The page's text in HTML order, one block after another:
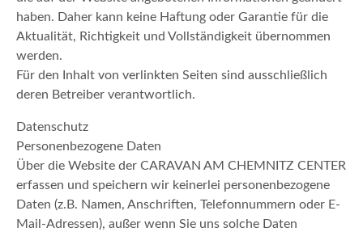
haben. Daher kann keine Haftung oder Garantie für die
Aktualität, Richtigkeit und Vollständigkeit übernommen
werden.
Für den Inhalt von verlinkten Seiten sind ausschließlich
deren Betreiber verantwortlich.
Datenschutz
Personenbezogene Daten
Über die Website der CARAVAN AM CHEMNITZ CENTER
erfassen und speichern wir keinerlei personenbezogene
Daten (z.B. Namen, Anschriften, Telefonnummern oder E-
Mail-Adressen), außer wenn Sie uns solche Daten